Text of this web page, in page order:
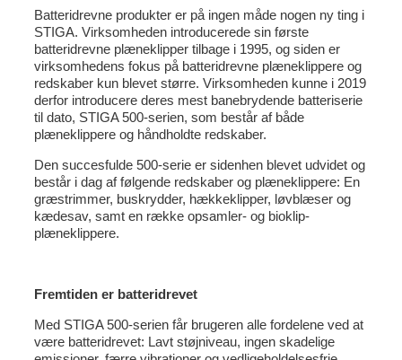
Batteridrevne produkter er på ingen måde nogen ny ting i
STIGA. Virksomheden introducerede sin første
batteridrevne plæneklipper tilbage i 1995, og siden er
virksomhedens fokus på batteridrevne plæneklippere og
redskaber kun blevet større. Virksomheden kunne i 2019
derfor introducere deres mest banebrydende batteriserie
til dato, STIGA 500-serien, som består af både
plæneklippere og håndholdte redskaber.
Den succesfulde 500-serie er sidenhen blevet udvidet og
består i dag af følgende redskaber og plæneklippere: En
græstrimmer, buskrydder, hækkeklipper, løvblæser og
kædesav, samt en række opsamler- og bioklip-
plæneklippere.
Fremtiden er batteridrevet
Med STIGA 500-serien får brugeren alle fordelene ved at
være batteridrevet: Lavt støjniveau, ingen skadelige